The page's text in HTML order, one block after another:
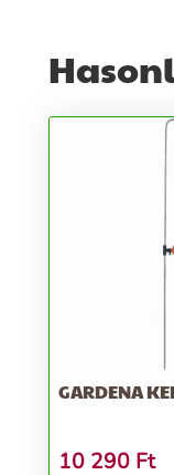
GARDENA
10 290 Ft